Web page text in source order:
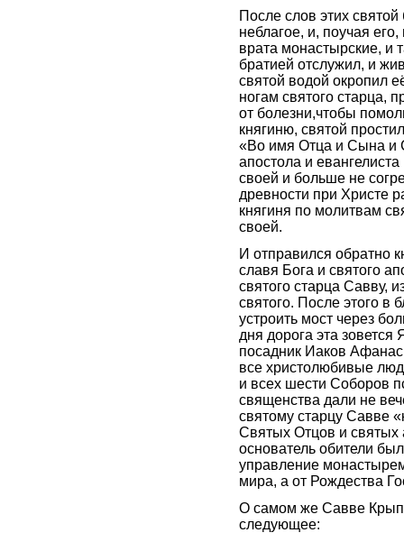
После слов этих
неблагое, и, поучая
врата монастырские, и
братией отслужил, и
святой водой окропил
ногам святого старца,
от болезни,чтобы
княгиню, святой
«Во имя Отца и Сына и
апостола и
своей и больше не
древности при Христе
княгиня по молитвам
своей.
И отправился обратно
славя Бога и святого
святого старца Савву,
святого. После этого в
устроить мост через
дня дорога эта
посадник Иаков
все христолюбивые
и всех шести Соборов
священства дали не
святому старцу Савве
Святых Отцов и святых
основатель обители
управление
мира, а от Рождества
О самом же Савве
следующее: